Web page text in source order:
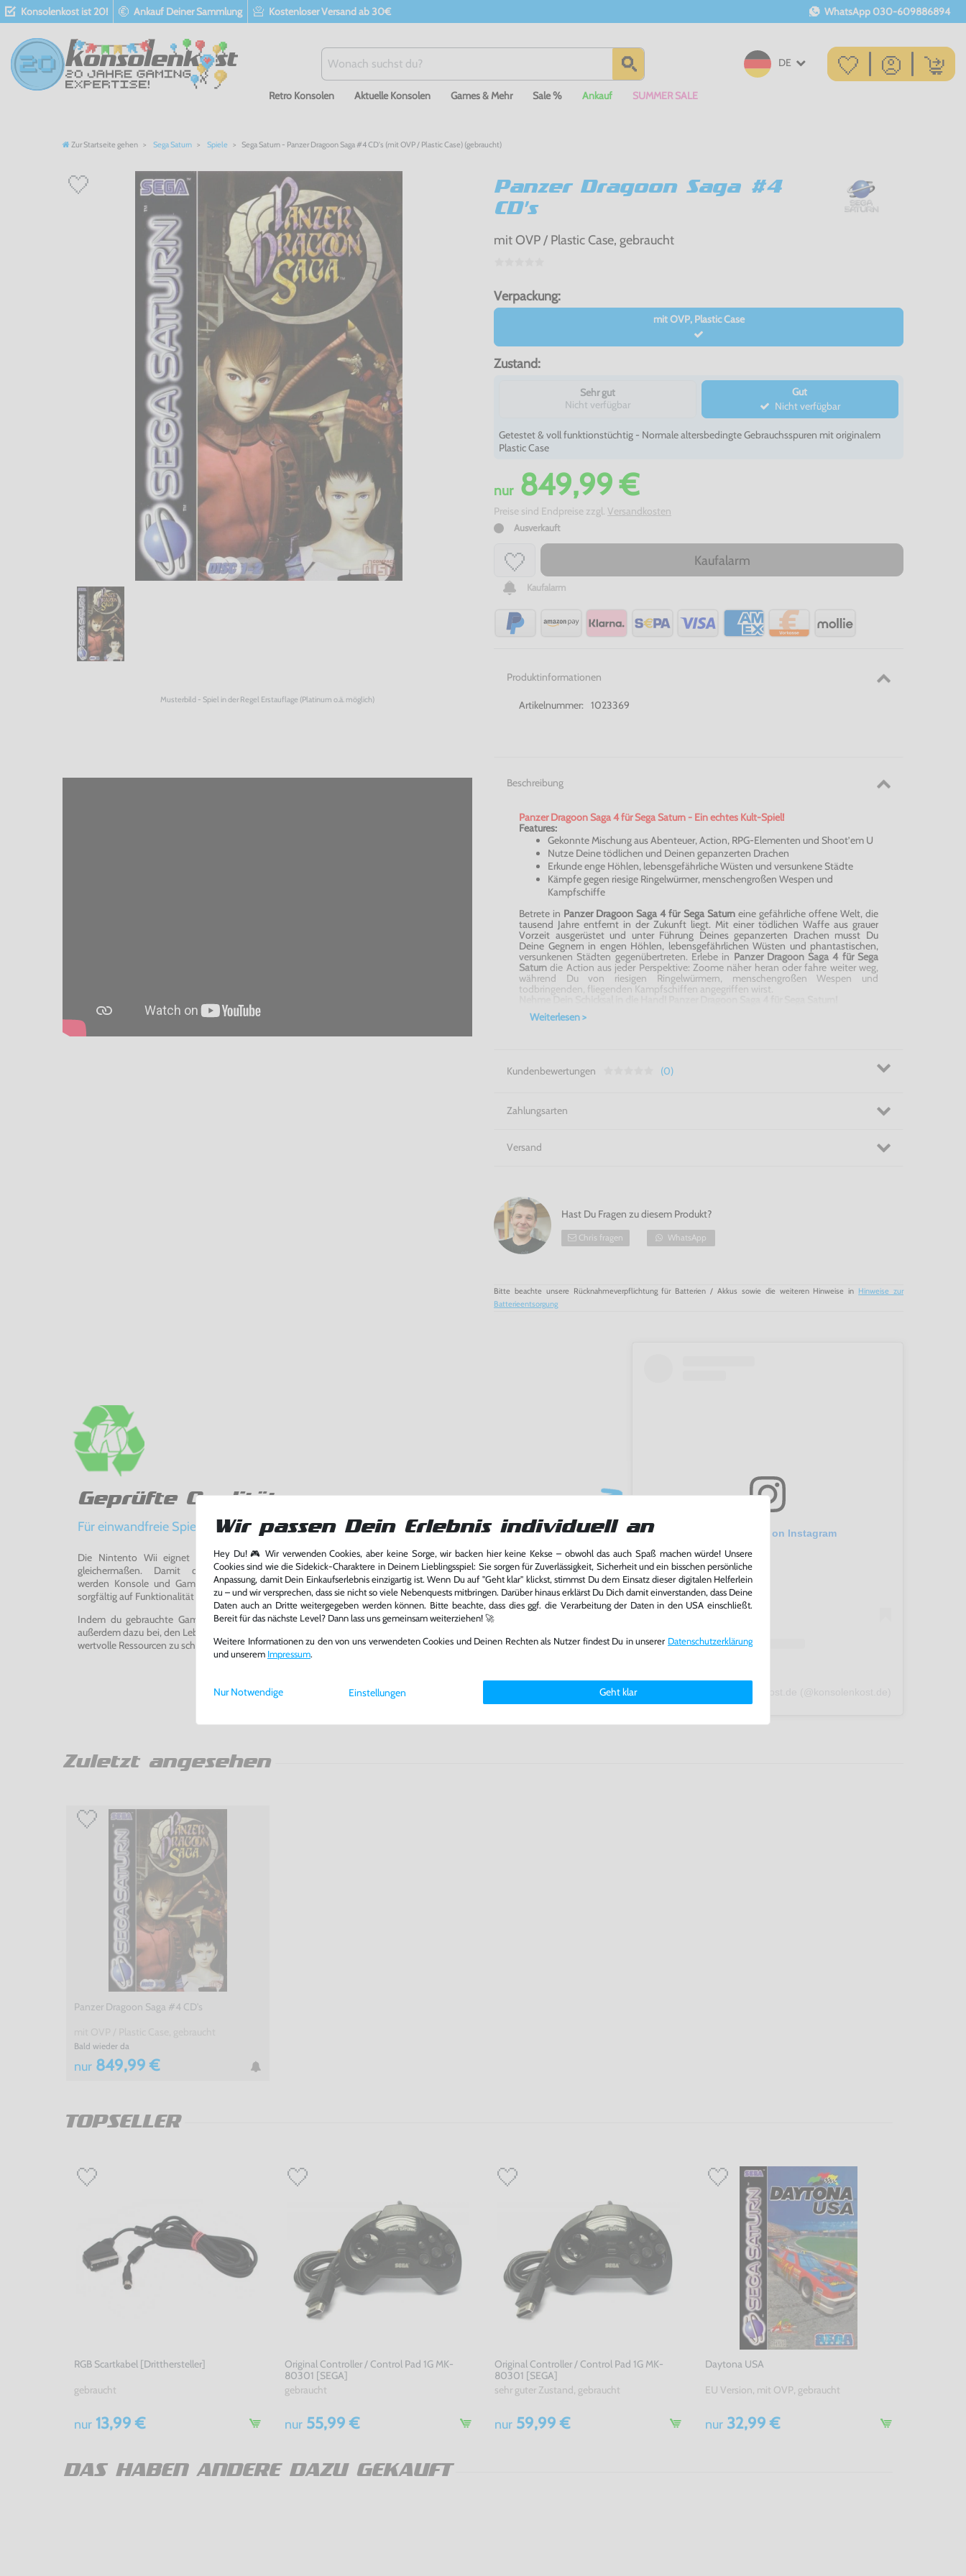
Konsolenkost ist 20! Ankauf Deiner Sammlung Kostenloser Versand ab 30€ WhatsApp 030-609886894
DE
Retro Konsolen Aktuelle Konsolen Games & Mehr Sale % Ankauf SUMMER SALE
Zur Startseite gehen Sega Saturn Spiele Sega Saturn - Panzer Dragoon Saga #4 CD's (mit OVP / Plastic Case) (gebraucht)
Musterbild - Spiel in der Regel Erstauflage (Platinum o.ä. möglich)
Panzer Dragoon Saga #4
CD's
mit OVP / Plastic Case, gebraucht
Verpackung:
mit OVP, Plastic Case
Zustand:
Sehr gut
Nicht verfügbar
Gut
Nicht verfügbar
Getestet & voll funktionstüchtig - Normale altersbedingte Gebrauchsspuren mit originalem
Plastic Case
nur849,99 €
Preise sind Endpreise zzgl. Versandkosten
Ausverkauft
Kaufalarm
Kaufalarm
Produktinformationen
Artikelnummer: 1023369
Beschreibung
Panzer Dragoon Saga 4 für Sega Saturn - Ein echtes Kult-Spiel!
Features:
Gekonnte Mischung aus Abenteuer, Action, RPG-Elementen und Shoot’em U
Nutze Deine tödlichen und Deinen gepanzerten Drachen
Erkunde enge Höhlen, lebensgefährliche Wüsten und versunkene Städte
Kämpfe gegen riesige Ringelwürmer, menschengroßen Wespen und
Kampfschiffe
Betrete in Panzer Dragoon Saga 4 für Sega Saturn eine gefährliche offene Welt, die
tausend Jahre entfernt in der Zukunft liegt. Mit einer tödlichen Waffe aus grauer
Vorzeit ausgerüstet und unter Führung Deines gepanzerten Drachen musst Du
Deine Gegnern in engen Höhlen, lebensgefährlichen Wüsten und phantastischen,
versunkenen Städten gegenübertreten. Erlebe in Panzer Dragoon Saga 4 für Sega
Saturn die Action aus jeder Perspektive: Zoome näher heran oder fahre weiter weg,
während Du von riesigen Ringelwürmern, menschengroßen Wespen und
todbringenden, fliegenden Kampfschiffen angegriffen wirst.
Weiterlesen >
Kundenbewertungen (0)
Zahlungsarten
Versand
Hast Du Fragen zu diesem Produkt?
Chris fragen WhatsApp
Bitte beachte unsere Rücknahmeverpflichtung für Batterien / Akkus sowie die weiteren Hinweise in Hinweise zur
Batterieentsorgung
Geprüfte Qualität
Für einwandfreie Spielerlebnisse
Die Nintento Wii eignet sich perfekt für Retro-Gaming-Fans und neue Entdecker
gleichermaßen. Damit du ein einwandfreies Spielerlebnis genießen kannst,
werden Konsole und Game in unserer Reparatur-Werkstatt von unseren Fachkräften
sorgfältig auf Funktionalität getestet, gereinigt und bei Bedarf repariert.
Indem du gebrauchte Games und Konsolen bei uns kaufst oder verkaufst, trägst du
außerdem dazu bei, den Lebenszyklus von Konsolen und Games zu verlängern und damit
wertvolle Ressourcen zu schonen und Abfall zu vermeiden.
View this post on Instagram
Zuletzt angesehen
Panzer Dragoon Saga #4 CD's
Bald wieder da
nur 849,99 €
TOPSELLER
RGB Scartkabel [Dritthersteller]
gebraucht
nur 13,99 €
Original Controller / Control Pad 1G MK-
80301 [SEGA]
gebraucht
nur55,99 €
Original Controller / Control Pad 1G MK-
80301 [SEGA]
sehr guter Zustand, gebraucht
nur 59,99 €
Daytona USA
EU Version, mit OVP, gebraucht
nur32,99 €
DAS HABEN ANDERE DAZU GEKAUFT
Wir passen Dein Erlebnis individuell an
Hey Du! 🎮 Wir verwenden Cookies, aber keine Sorge, wir backen hier keine Kekse – obwohl das auch Spaß machen würde! Unsere
Cookies sind wie die Sidekick-Charaktere in Deinem Lieblingsspiel: Sie sorgen für Zuverlässigkeit, Sicherheit und ein bisschen persönliche
Anpassung, damit Dein Einkaufserlebnis einzigartig ist. Wenn Du auf "Geht klar" klickst, stimmst Du dem Einsatz dieser digitalen Helferlein
zu – und wir versprechen, dass sie nicht so viele Nebenquests mitbringen. Darüber hinaus erklärst Du Dich damit einverstanden, dass Deine
Daten auch an Dritte weitergegeben werden können. Bitte beachte, dass dies ggf. die Verarbeitung der Daten in den USA einschließt.
Bereit für das nächste Level? Dann lass uns gemeinsam weiterziehen! 🚀
Weitere Informationen zu den von uns verwendeten Cookies und Deinen Rechten als Nutzer findest Du in unserer Daten­schutz­erklärung
und unserem Impressum.
Einstellungen Geht klar
Nur Notwendige